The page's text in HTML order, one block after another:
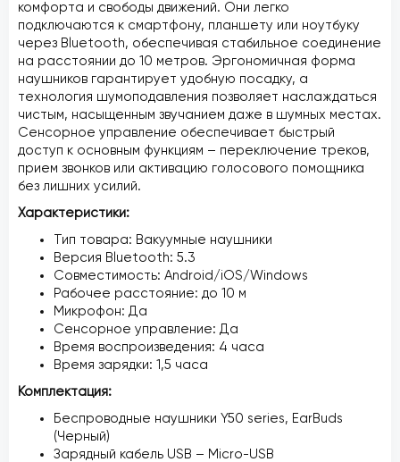
комфорта и свободы движений. Они легко
подключаются к смартфону, планшету или ноутбуку
через Bluetooth, обеспечивая стабильное соединение
на расстоянии до 10 метров. Эргономичная форма
наушников гарантирует удобную посадку, а
технология шумоподавления позволяет наслаждаться
чистым, насыщенным звучанием даже в шумных местах.
Сенсорное управление обеспечивает быстрый
доступ к основным функциям – переключение треков,
прием звонков или активацию голосового помощника
без лишних усилий.
Характеристики:
Тип товара: Вакуумные наушники
Версия Bluetooth: 5.3
Совместимость: Android/iOS/Windows
Рабочее расстояние: до 10 м
Микрофон: Да
Сенсорное управление: Да
Время воспроизведения: 4 часа
Время зарядки: 1,5 часа
Комплектация:
Беспроводные наушники Y50 series, EarBuds
(Черный)
Зарядный кабель USB – Micro-USB